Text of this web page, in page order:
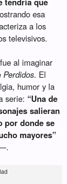
esa
a los
televisivos.
al imaginar
Perdidos. El
humor y la
serie: “Una de
salieran
por donde se
mayores”